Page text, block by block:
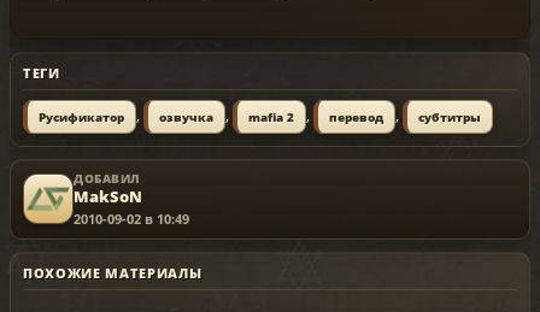
ТЕГИ
Русификатор , озвучка , mafia 2 , перевод , субтитры
ДОБАВИЛ
MakSoN
2010-09-02 в 10:49
ПОХОЖИЕ МАТЕРИАЛЫ